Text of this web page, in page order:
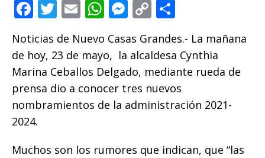
F
c
e
b
o
o
k
T
w
it
te
r
E
ai
l
W
at
s
A
p
M
ss
e
n
g
r
C
p
y
Li
n
m
p
ar
ti
Noticias de Nuevo Casas Grandes.- La mañana
de hoy, 23 de mayo, la alcaldesa Cynthia
Marina Ceballos Delgado, mediante rueda de
prensa dio a conocer tres nuevos
nombramientos de la administración 2021-
2024.
Muchos son los rumores que indican, que “las